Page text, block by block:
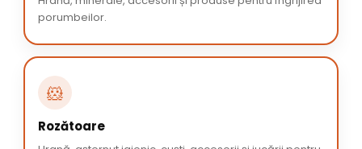
porumbeilor.
🐹
Rozătoare